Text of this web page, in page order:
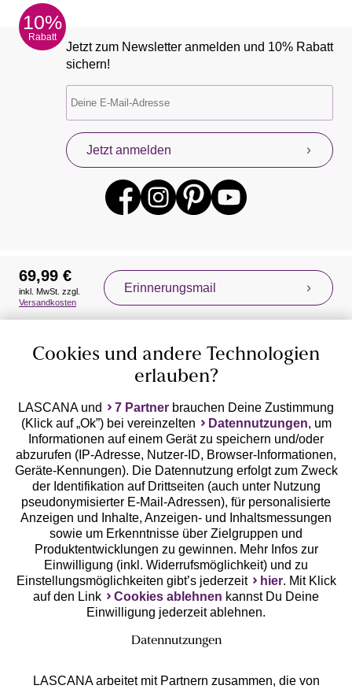
10%
Rabatt
Jetzt zum Newsletter anmelden und 10% Rabatt
sichern!
Jetzt anmelden
Auszeichnungen
Geprüfte Sicherheit
Unsere Apps
69,99 €
inkl. MwSt. zzgl.
Versandkosten
Erinnerungsmail
Cookies und andere Technologien
erlauben?
LASCANA und 7 Partner brauchen Deine Zustimmung
(Klick auf „Ok”) bei vereinzelten
Datennutzungen, um
Informationen auf einem Gerät zu speichern und/oder
abzurufen (IP-Adresse, Nutzer-ID, Browser-Informationen,
Geräte-Kennungen). Die Datennutzung erfolgt zum Zweck
der Identifikation auf Drittseiten (auch unter Nutzung
pseudonymisierter E-Mail-Adressen), für personalisierte
Anzeigen und Inhalte, Anzeigen- und Inhaltsmessungen
sowie um Erkenntnisse über Zielgruppen und
Produktentwicklungen zu gewinnen. Mehr Infos zur
Einwilligung (inkl. Widerrufsmöglichkeit) und zu
Einstellungsmöglichkeiten gibt’s jederzeit
hier. Mit Klick
auf den Link
Cookies ablehnen kannst Du Deine
Einwilligung jederzeit ablehnen.
Datennutzungen
LASCANA arbeitet mit Partnern zusammen, die von